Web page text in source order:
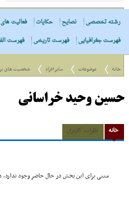
رشته تخصصی
نصایح حکایات فعالیت
فهرست جغرافیایی
فهرست تاریخی فهرست
خانه موضوعات سایر افراد شخصیت های
حسین وحید خراسانی
خانه نظرات کاربران
متنی برای این بخش در حال حاضر وجود ندارد.